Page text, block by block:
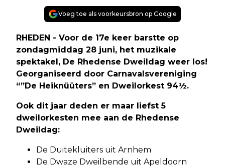
Voeg toe als voorkeursbron op Google
RHEDEN - Voor de 17e keer barstte op
zondagmiddag 28 juni, het muzikale
spektakel, De Rhedense Dweildag weer los!
Georganiseerd door Carnavalsvereniging
“”De Heiknüüters” en Dweilorkest 94½.
Ook dit jaar deden er maar liefst 5
dweilorkesten mee aan de Rhedense
Dweildag:
De Duitekluiters uit Arnhem
De Dwaze Dweilbende uit Apeldoorn